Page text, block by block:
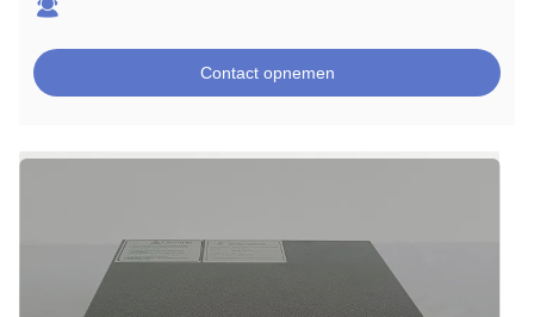
Contact opnemen